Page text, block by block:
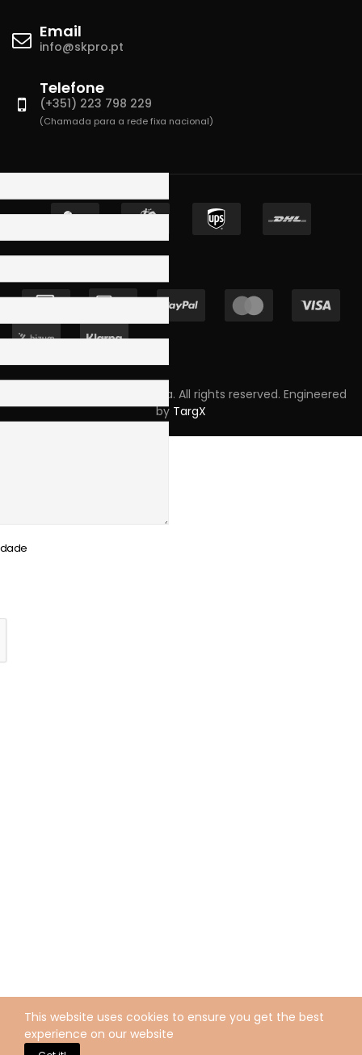
Email
info@skpro.pt
Telefone
(+351) 223 798 229
(Chamada para a rede fixa nacional)
Copyright © 2023 Skpro, Lda. All rights reserved. Engineered
by TargX
This website uses cookies to ensure you get the best
experience on our website